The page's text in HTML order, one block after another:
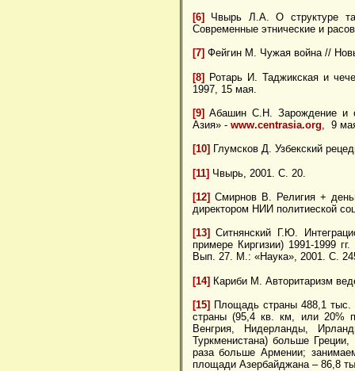
[6] Чвырь Л.А. О структуре
Современные этнические и
[7] Фейгин М. Чужая война //
[8]Ротарь И. Таджикская и
1997, 15 мая.
[9] Абашин С.Н. Зарождение и
Азия» - www.centrasia.org , 9
[10] Глумсков Д. Узбекский
[11]Чвырь, 2001. С. 20.
[12] Смирнов В. Религия +
директором НИИ политиеской
[13] Ситнянский Г.Ю.
примере Киргизии) 1991-1999
Вып. 27. М.: «Наука», 2001. С.
[14]Кариби М. Авторитаризм
[15] Площадь страны 488,1
страны (95,4 кв. км, или 20%
Венгрия, Нидерланды,
Туркменистана) больше
раза больше Армении;
площади Азербайджана – 86,8